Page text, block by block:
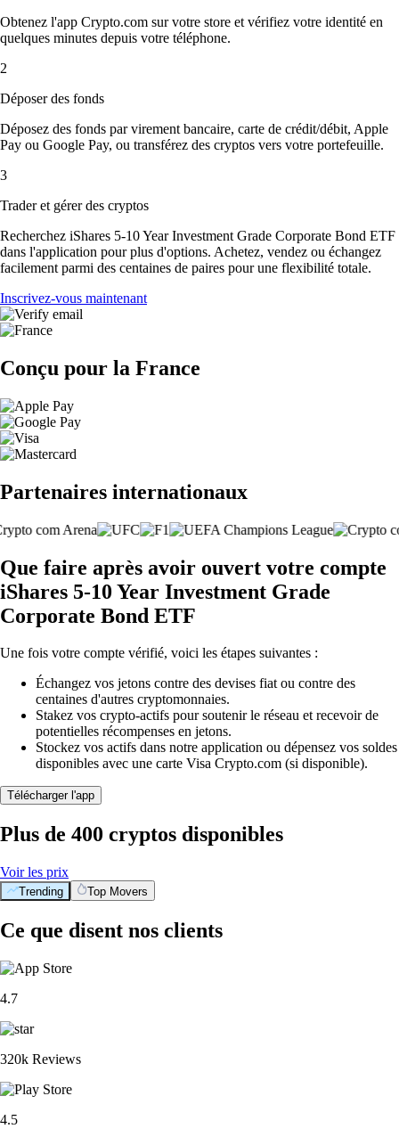
Obtenez l'app Crypto.com sur votre store et vérifiez votre identité en
quelques minutes depuis votre téléphone.
2
Déposer des fonds
Déposez des fonds par virement bancaire, carte de crédit/débit, Apple
Pay ou Google Pay, ou transférez des cryptos vers votre portefeuille.
3
Trader et gérer des cryptos
Recherchez iShares 5-10 Year Investment Grade Corporate Bond ETF
dans l'application pour plus d'options. Achetez, vendez ou échangez
facilement parmi des centaines de paires pour une flexibilité totale.
Inscrivez-vous maintenant
Conçu pour la France
Partenaires internationaux
Que faire après avoir ouvert votre compte
iShares 5-10 Year Investment Grade
Corporate Bond ETF
Une fois votre compte vérifié, voici les étapes suivantes :
Échangez vos jetons contre des devises fiat ou contre des
centaines d'autres cryptomonnaies.
Stakez vos crypto-actifs pour soutenir le réseau et recevoir de
potentielles récompenses en jetons.
Stockez vos actifs dans notre application ou dépensez vos soldes
disponibles avec une carte Visa Crypto.com (si disponible).
Télécharger l'app
Plus de 400 cryptos disponibles
Voir les prix
Trending Top Movers
Ce que disent nos clients
4.7
320k Reviews
4.5